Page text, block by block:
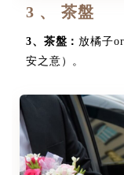
3 、 茶盤
3、 茶盤：放橘子
安之意）。